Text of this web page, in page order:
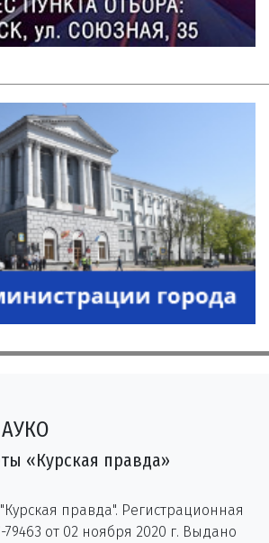
«Курская правда»
правда". Регистрационная
от 02 ноября 2020 г. Выдано